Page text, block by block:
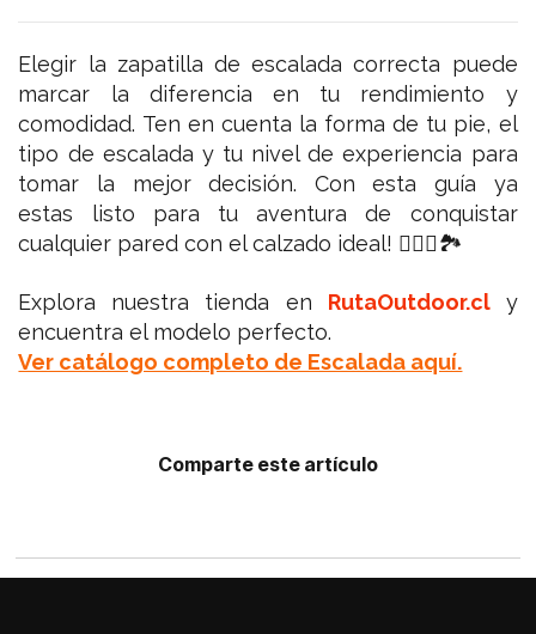
Elegir la zapatilla de escalada correcta puede
marcar la diferencia en tu rendimiento y
comodidad. Ten en cuenta la forma de tu pie, el
tipo de escalada y tu nivel de experiencia para
tomar la mejor decisión. Con esta guía ya
estas listo para tu aventura de conquistar
cualquier pared con el calzado ideal! 🧗🏼‍♂️🏞
Explora nuestra tienda en RutaOutdoor.cly
encuentra el modelo perfecto.
Ver catálogo completo de Escalada aquí.
Comparte este artículo